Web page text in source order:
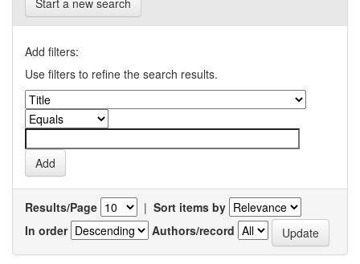
Add filters:
Use filters to refine the search results.
Results/Page | Sort items by
In order
Authors/record